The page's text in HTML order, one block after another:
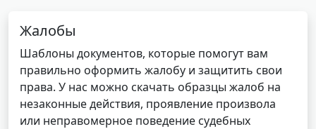
Жалобы
Шаблоны документов, которые помогут вам
правильно оформить жалобу и защитить свои
права. У нас можно скачать образцы жалоб на
незаконные действия, проявление произвола
или неправомерное поведение судебных